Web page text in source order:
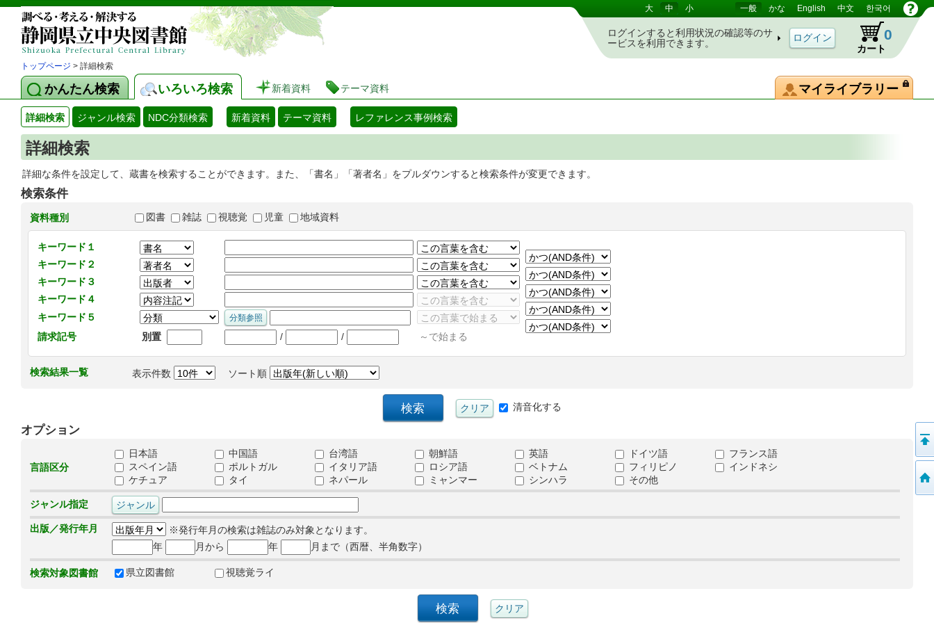
静岡県立図書館 蔵書検索・予約システム 大 中 小 一般 かな English 中文 한국어
ログインすると利用状況の確認等のサ
ービスを利用できます。
カート
0
トップページ > 詳細検索
かんたん検索 いろいろ検索 新着資料 テーマ資料 マイライブラリー
詳細検索 ジャンル検索 NDC分類検索 新着資料 テーマ資料 レファレンス事例検索
詳細検索
詳細な条件を設定して、蔵書を検索することができます。また、「書名」「著者名」をプルダウンすると検索条件が変更できます。
検索条件
資料種別 図書 雑誌 視聴覚 児童 地域資料
キーワード１
キーワード２
キーワード３
キーワード４
キーワード５
請求記号
別置 / / ～で始まる
検索結果一覧 表示件数 ソート順
清音化する
オプション
言語区分
日本語 中国語 台湾語 朝鮮語 英語 ドイツ語
フランス語
スペイン語
ポルトガル イタリア語 ロシア語 ベトナム フィリピノ
インドネシ
ケチュア
タイ ネパール ミャンマー シンハラ その他
ジャンル指定
出版／発行年月
※発行年月の検索は雑誌のみ対象となります。
年
月から 年 月まで（西暦、半角数字）
検索対象図書館 県立図書館 視聴覚ライ